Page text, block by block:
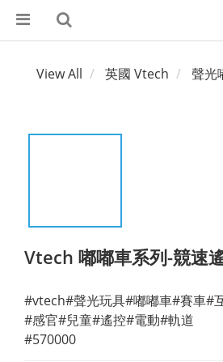
View All 英國 Vtech 聲光
Vtech 嘟嘟車系列-競速
#vtech#聲光玩具#嘟嘟車#賽車#
#感官#兒童#遙控#電動#軌道
#570000